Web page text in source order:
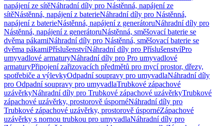
napájení ze sítěNáhradní díly pro Nástěnná, napájení ze
sítěNástěnná, napájení z baterieNáhradní díly pro Nástěnná,
napájení z baterieNástěnná, napájení z generátoruNáhradní díly pro
Nástěnná, napájení z generátoruNástěnná, směšovací baterie se
dvěma pákamiNáhradní díly pro Nástěnná, směšovací baterie se
dvěma pákamiPříslušenstvíNáhradní díly pro PříslušenstvíPro
umyvadlové armaturyNáhradní díly pro Pro umyvadlové
armaturyPřipojení zařizovacích předmětů pro mycí prostor, dřezy,
spotřebiče a výlevkyOdpadní soupravy pro umyvadlaNáhradní díly
pro Odpadní soupravy pro umyvadlaTrubkové zápachové
uzávěrkyNáhradní díly pro Trubkové zápachové uzávěrkyTrubkové
zápachové uzávěrky, prostorově úspornéNáhradní díly pro
Trubkové zápachové uzávěrky, prostorově úspornéZápachové
uzávěrky s nornou trubkou pro umyvadlaNáhradní díly pro